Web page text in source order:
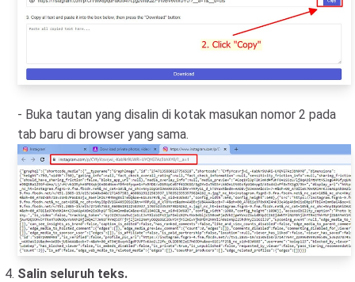
- Buka tautan yang disalin di kotak masukan nomor 2 pada
tab baru di browser yang sama.
Salin seluruh teks.